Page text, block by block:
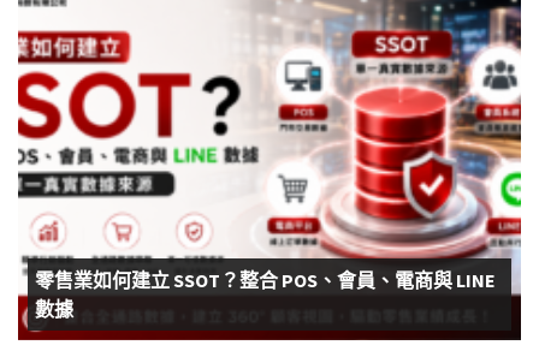
零售業如何建立 SSOT？整合 POS、會員、電商與 LINE
數據